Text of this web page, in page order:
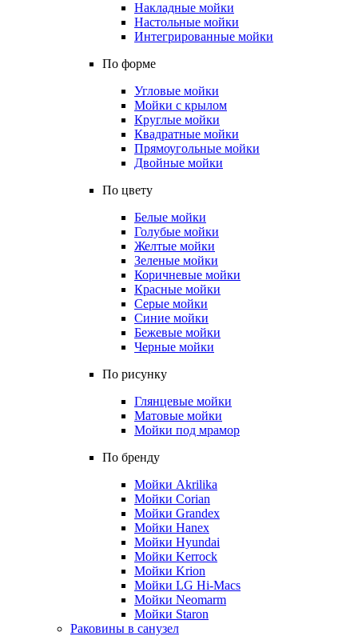
Накладные мойки
Настольные мойки
Интегрированные мойки
По форме
Угловые мойки
Мойки с крылом
Круглые мойки
Квадратные мойки
Прямоугольные мойки
Двойные мойки
По цвету
Белые мойки
Голубые мойки
Желтые мойки
Зеленые мойки
Коричневые мойки
Красные мойки
Серые мойки
Синие мойки
Бежевые мойки
Черные мойки
По рисунку
Глянцевые мойки
Матовые мойки
Мойки под мрамор
По бренду
Мойки Akrilika
Мойки Corian
Мойки Grandex
Мойки Hanex
Мойки Hyundai
Мойки Kerrock
Мойки Krion
Мойки LG Hi-Macs
Мойки Neomarm
Мойки Staron
Раковины в санузел